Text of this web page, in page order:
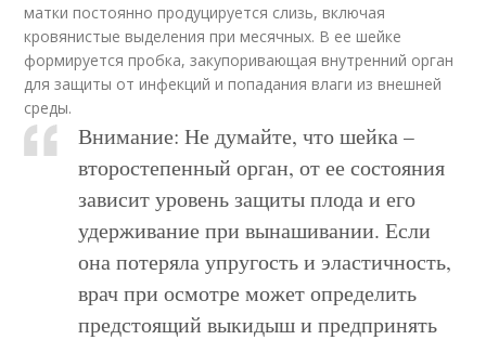
матки постоянно продуцируется слизь, включая
кровянистые выделения при месячных. В ее шейке
формируется пробка, закупоривающая внутренний орган
для защиты от инфекций и попадания влаги из внешней
среды.
Внимание: Не думайте, что шейка –
второстепенный орган, от ее состояния
зависит уровень защиты плода и его
удерживание при вынашивании. Если
она потеряла упругость и эластичность,
врач при осмотре может определить
предстоящий выкидыш и предпринять